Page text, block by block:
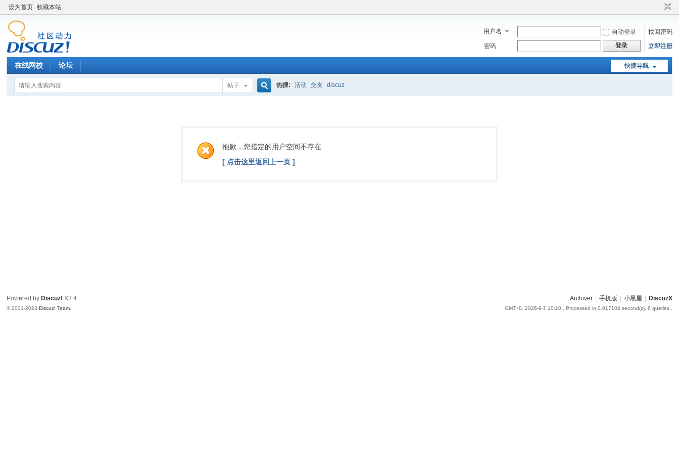
设为首页 收藏本站
用户名 自动登录
找回密码
密码
登录 立即注册
快捷导航
在线网校 论坛
帖子
索
热搜: 活动 交友 discuz
抱歉，您指定的用户空间不存在
[ 点击这里返回上一页 ]
Archiver 手机版 小黑屋 DiscuzX
GMT+8, 2026-8-7 10:10 , Processed in 0.017102 second(s), 6 queries .
Powered by Discuz! X3.4
© 2001-2023Discuz! Team